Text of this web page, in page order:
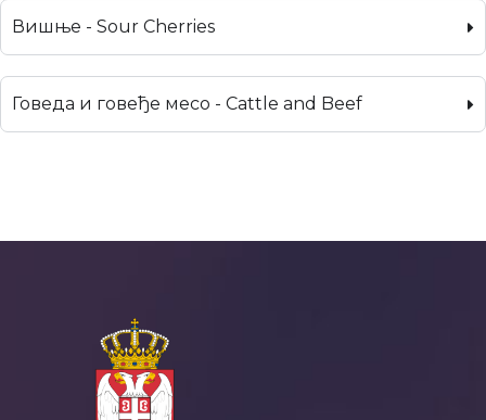
Вишње - Sour Cherries
Говеда и говеђе месо - Cattle and Beef